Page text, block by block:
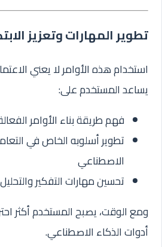
تطوير المهارات وتعزيز
استخدام هذه الأوامر لا يعني
يساعد المستخدم على:
فهم طريقة بناء الأوامر
تطوير أسلوبه الخاص في
الاصطناعي
تحسين مهارات التفكير والتحليل
ومع الوقت، يصبح المستخدم أكثر
أدوات الذكاء الاصطناعي.